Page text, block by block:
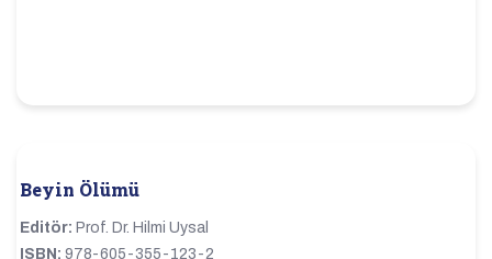
Beyin Ölümü
Editör: Prof. Dr. Hilmi Uysal
ISBN: 978-605-355-123-2